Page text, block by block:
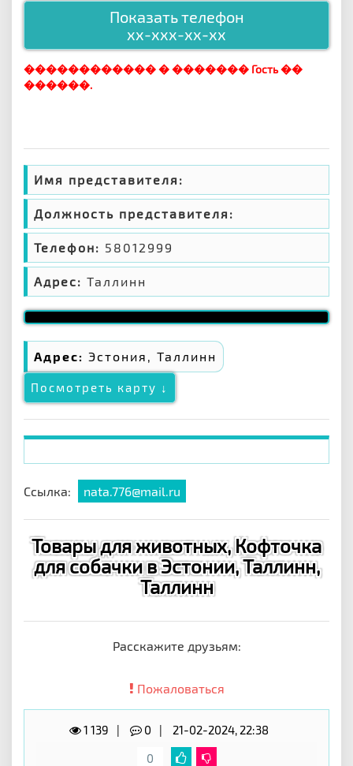
Показать телефон
xx-xxx-xx-xx
������������ � ������� Гость ��
������.
Имя представителя:
Должность представителя:
Телефон: 58012999
Адрес: Таллинн
Адрес: Эстония, Таллинн
Посмотреть карту ↓
Ссылка: nata.776@mail.ru
Товары для животных, Кофточка
для собачки в Эстонии, Таллинн,
Таллинн
Расскажите друзьям:
Пожаловаться
1 139 0
21-02-2024, 22:38
0